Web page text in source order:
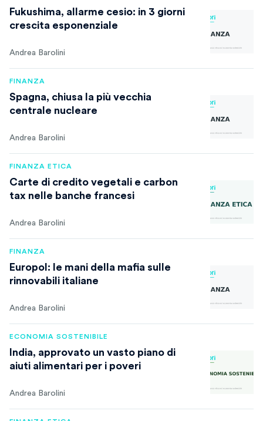
Fukushima, allarme cesio: in 3 giorni
crescita esponenziale
Andrea Barolini
FINANZA
Spagna, chiusa la più vecchia
centrale nucleare
Andrea Barolini
FINANZA ETICA
Carte di credito vegetali e carbon
tax nelle banche francesi
Andrea Barolini
FINANZA
Europol: le mani della mafia sulle
rinnovabili italiane
Andrea Barolini
ECONOMIA SOSTENIBILE
India, approvato un vasto piano di
aiuti alimentari per i poveri
Andrea Barolini